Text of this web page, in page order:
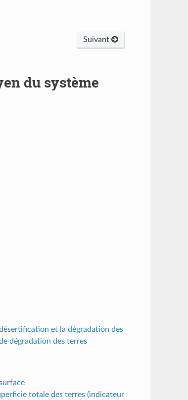
Suivant
du système
et la dégradation des
dégradation des terres
totale des terres (indicateur